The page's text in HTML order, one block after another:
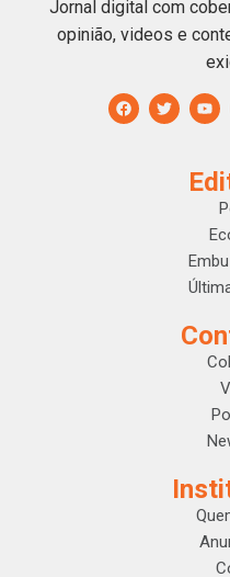
Jornal digital com
opinião, videos e